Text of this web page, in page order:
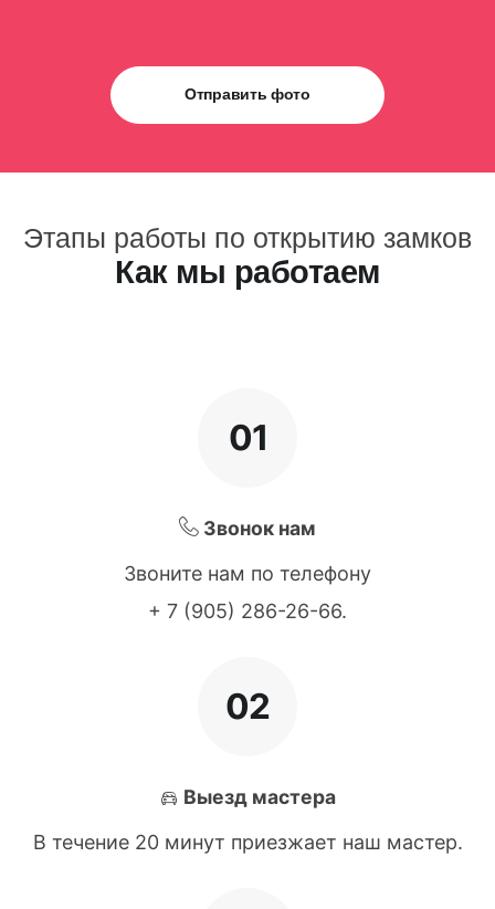
Отправить фото
Этапы работы по открытию замков
Как мы работаем
01
Звонок нам
Звоните нам по телефону
+ 7 (905) 286-26-66.
02
Выезд мастера
В течение 20 минут приезжает наш мастер.